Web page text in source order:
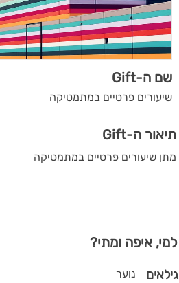
שם ה-Gift
שיעורים פרטיים במתמטיקה
תיאור ה-Gift
מתן שיעורים פרטיים במתמטיקה
למי, איפה ומתי?
נוער גילאים